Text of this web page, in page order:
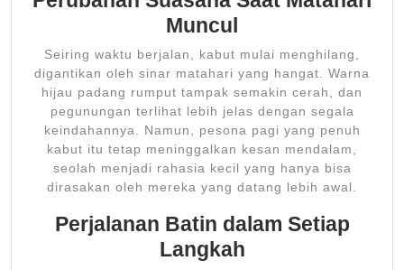
Muncul
Seiring waktu berjalan, kabut mulai menghilang,
digantikan oleh sinar matahari yang hangat. Warna
hijau padang rumput tampak semakin cerah, dan
pegunungan terlihat lebih jelas dengan segala
keindahannya. Namun, pesona pagi yang penuh
kabut itu tetap meninggalkan kesan mendalam,
seolah menjadi rahasia kecil yang hanya bisa
dirasakan oleh mereka yang datang lebih awal.
Perjalanan Batin dalam Setiap
Langkah